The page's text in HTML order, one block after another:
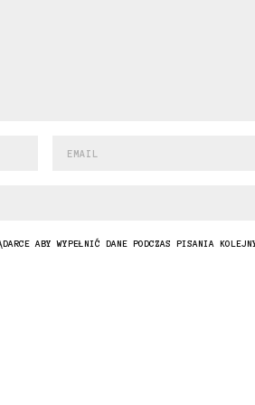
ABY WYPEŁNIĆ DANE PODCZAS PISANIA